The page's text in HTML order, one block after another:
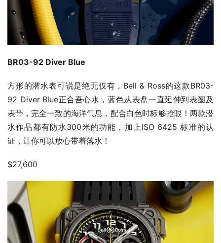
BR03-92 Diver Blue
方形的潜水表可说是绝无仅有，Bell & Ross的这款BR03-
92 Diver Blue正合吾心水，蓝色从表盘一直延伸到表圈及
表带，完全一致的海洋气息，配合白色时标够抢眼！两款潜
水作品都有防水300米的功能，加上ISO 6425 标准的认
证，让你可以放心带着落水！
$27,600